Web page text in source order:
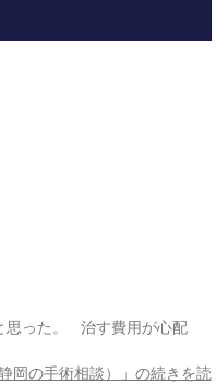
思った。 治す費用が心配
岡の手術相談）」の続きを読